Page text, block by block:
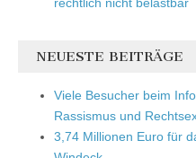
NEUESTE BEITRÄGE
Viele Besucher beim
Rassismus und
3,74 Millionen Euro für